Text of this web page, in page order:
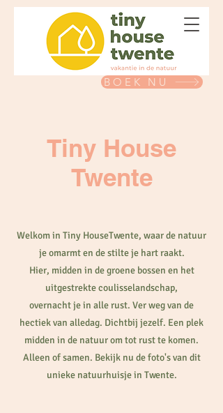
BOEK NU
Tiny House
Twente
Welkom in Tiny HouseTwente, waar de natuur
je omarmt en de stilte je hart raakt.
Hier, midden in de groene bossen en het
uitgestrekte coulisselandschap,
overnacht je in alle rust. Ver weg van de
hectiek van alledag. Dichtbij jezelf. Een plek
midden in de natuur om tot rust te komen.
Alleen of samen. Bekijk nu de foto's van dit
unieke natuurhuisje in Twente.